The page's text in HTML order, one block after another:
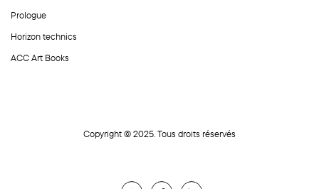
Prologue
Horizon technics
ACC Art Books
Copyright © 2025. Tous droits réservés